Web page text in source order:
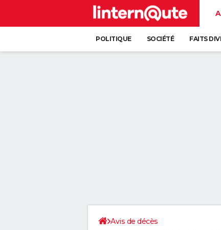
POLITIQUE SOCIÉTÉ FAITS
Avis de décès